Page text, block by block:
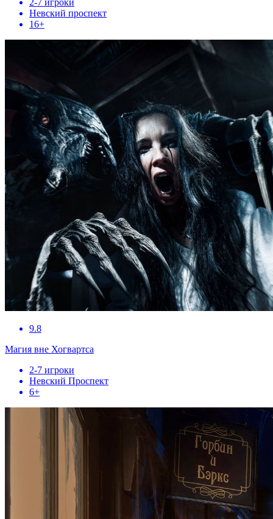
2-7 игроки
Невский проспект
16+
9.8
Магия вне Хогвартса
2-7 игроки
Невский Проспект
6+